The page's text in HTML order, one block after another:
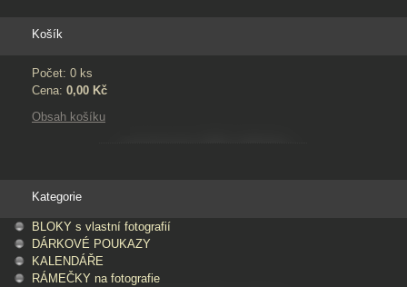
Košík
Počet: 0 ks
Cena: 0,00 Kč
Obsah košíku
Kategorie
BLOKY s vlastní fotografií
DÁRKOVÉ POUKAZY
KALENDÁŘE
RÁMEČKY na fotografie